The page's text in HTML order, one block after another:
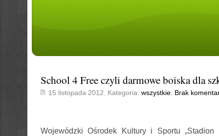
School 4 Free czyli darmowe boiska dla
15 listopada 2012. Kategoria: wszystkie. Brak
Wojewódzki Ośrodek Kultury i Sportu „Stadion